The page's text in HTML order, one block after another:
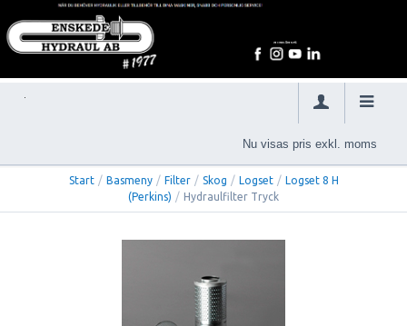
Nu visas pris exkl. moms
Start / Basmeny / Filter / Skog / Logset / Logset 8 H
(Perkins) / Hydraulfilter Tryck